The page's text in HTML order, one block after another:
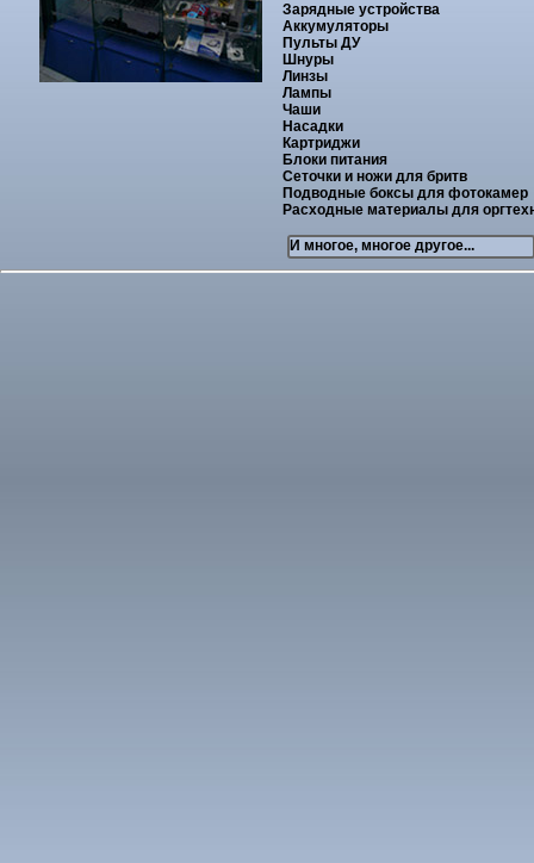
Зарядные устройства
Аккумуляторы
Пульты ДУ
Шнуры
Линзы
Лампы
Чаши
Насадки
Картриджи
Блоки питания
Сеточки и ножи для бритв
Подводные боксы для фотокамер
Расходные материалы для
И многое, многое другое...